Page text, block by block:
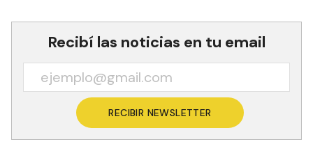
Recibí las noticias en tu email
RECIBIR NEWSLETTER